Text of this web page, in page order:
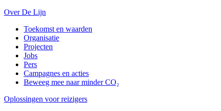
Over De Lijn
Toekomst en waarden
Organisatie
Projecten
Jobs
Pers
Campagnes en acties
Beweeg mee naar minder CO₂
Oplossingen voor reizigers